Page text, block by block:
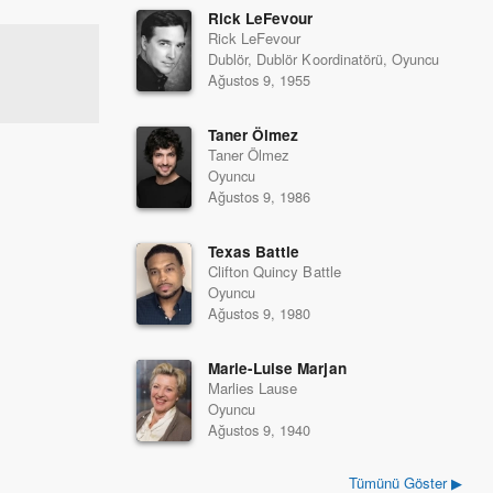
rol
Rick LeFevour
Rick LeFevour
Dublör, Dublör Koordinatörü, Oyuncu
Ağustos 9, 1955
Taner Ölmez
Taner Ölmez
Oyuncu
Ağustos 9, 1986
Texas Battle
Clifton Quincy Battle
Oyuncu
Ağustos 9, 1980
Marie-Luise Marjan
Marlies Lause
Oyuncu
Ağustos 9, 1940
Tümünü Göster ▶